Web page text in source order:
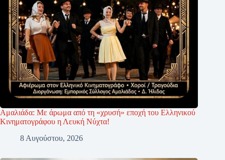
Αμαλιάδα: Με άρωμα από τη «χρυσή» εποχή του Ελληνικού
Κινηματογράφου η Λευκή Νύχτα!
8 Αυγούστου, 2026